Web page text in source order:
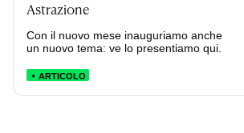
Astrazione
Con il nuovo mese inauguriamo anche
un nuovo tema: ve lo presentiamo qui.
ARTICOLO